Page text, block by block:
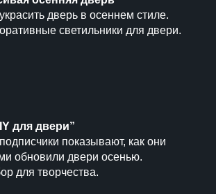
дверь в осеннем стиле.
светильники для двери.
для двери”
показывают, как они
обновили двери осенью.
для творчества.